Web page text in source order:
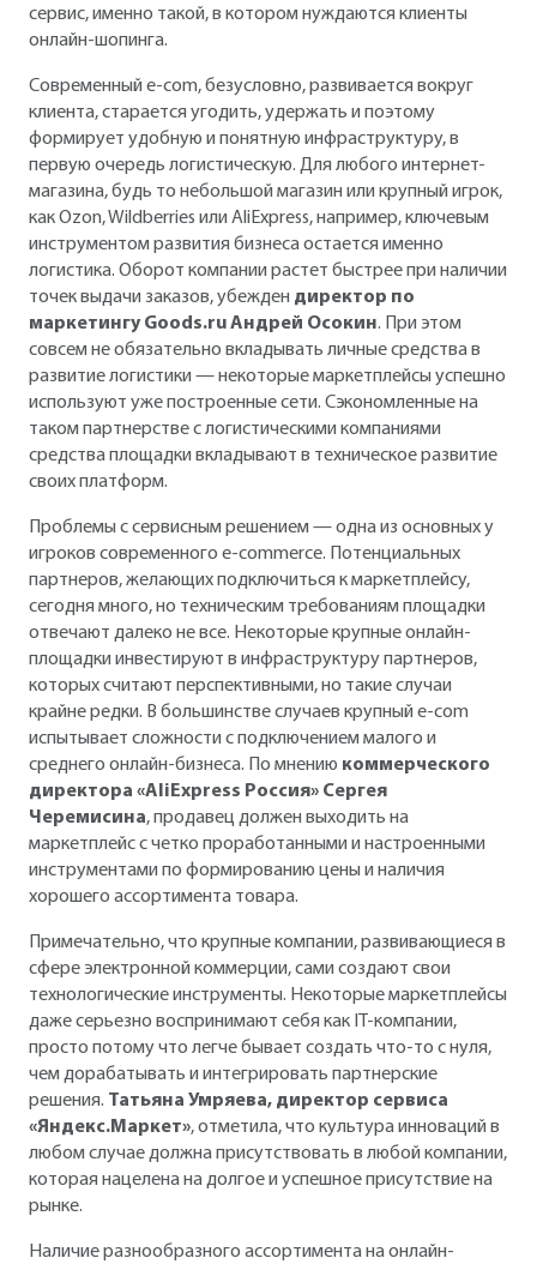
сервис, именно такой, в котором нуждаются клиенты
онлайн-шопинга.
Современный e-com, безусловно, развивается вокруг
клиента, старается угодить, удержать и поэтому
формирует удобную и понятную инфраструктуру, в
первую очередь логистическую. Для любого интернет-
магазина, будь то небольшой магазин или крупный игрок,
как Ozon, Wildberries или AliExpress, например, ключевым
инструментом развития бизнеса остается именно
логистика. Оборот компании растет быстрее при наличии
точек выдачи заказов, убежден директор по
маркетингу Goods.ru Андрей Осокин. При этом
совсем не обязательно вкладывать личные средства в
развитие логистики — некоторые маркетплейсы успешно
используют уже построенные сети. Сэкономленные на
таком партнерстве с логистическими компаниями
средства площадки вкладывают в техническое развитие
своих платформ.
Проблемы с сервисным решением — одна из основных у
игроков современного e-commerce. Потенциальных
партнеров, желающих подключиться к маркетплейсу,
сегодня много, но техническим требованиям площадки
отвечают далеко не все. Некоторые крупные онлайн-
площадки инвестируют в инфраструктуру партнеров,
которых считают перспективными, но такие случаи
крайне редки. В большинстве случаев крупный e-com
испытывает сложности с подключением малого и
среднего онлайн-бизнеса. По мнению коммерческого
директора «AliExpress Россия» Сергея
Черемисина, продавец должен выходить на
маркетплейс с четко проработанными и настроенными
инструментами по формированию цены и наличия
хорошего ассортимента товара.
Примечательно, что крупные компании, развивающиеся в
сфере электронной коммерции, сами создают свои
технологические инструменты. Некоторые маркетплейсы
даже серьезно воспринимают себя как IT-компании,
просто потому что легче бывает создать что-то с нуля,
чем дорабатывать и интегрировать партнерские
решения. Татьяна Умряева, директор сервиса
«Яндекс.Маркет», отметила, что культура инноваций в
любом случае должна присутствовать в любой компании,
которая нацелена на долгое и успешное присутствие на
рынке.
Наличие разнообразного ассортимента на онлайн-